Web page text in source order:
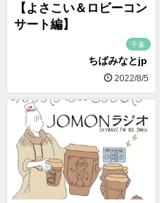
【よさこい＆ロビーコン
サート編】
千葉
ちばみなとjp
2022/8/5